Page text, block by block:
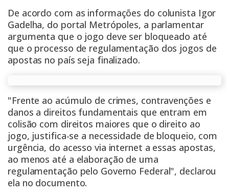
De acordo com as informações do colunista Igor
Gadelha, do portal Metrópoles, a parlamentar
argumenta que o jogo deve ser bloqueado até
que o processo de regulamentação dos jogos de
apostas no país seja finalizado.
"Frente ao acúmulo de crimes, contravenções e
danos a direitos fundamentais que entram em
colisão com direitos maiores que o direito ao
jogo, justifica-se a necessidade de bloqueio, com
urgência, do acesso via internet a essas apostas,
ao menos até a elaboração de uma
regulamentação pelo Governo Federal", declarou
ela no documento.